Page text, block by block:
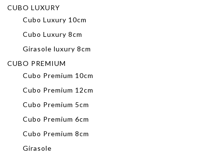
CUBO LUXURY
Cubo Luxury 10cm
Cubo Luxury 8cm
Girasole luxury 8cm
CUBO PREMIUM
Cubo Premium 10cm
Cubo Premium 12cm
Cubo Premium 5cm
Cubo Premium 6cm
Cubo Premium 8cm
Girasole